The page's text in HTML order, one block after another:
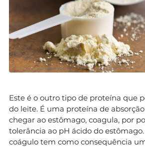
Este é o outro tipo de proteína que
do leite. É uma proteína de
chegar ao estômago, coagula, por
tolerância ao pH ácido do
coágulo tem como consequência